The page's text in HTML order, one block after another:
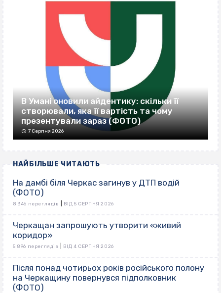
В Умані оновили айдентику: скільки її
створювали, яка її вартість та чому
презентували зараз (ФОТО)
7 Серпня 2026
НАЙБІЛЬШЕ ЧИТАЮТЬ
На дамбі біля Черкас загинув у ДТП водій
(ФОТО)
8 346 переглядів ВІД 5 СЕРПНЯ 2026
Черкащан запрошують утворити «живий
коридор»
5 896 переглядів ВІД 4 СЕРПНЯ 2026
Після понад чотирьох років російського полону
на Черкащину повернувся підполковник
(ФОТО)